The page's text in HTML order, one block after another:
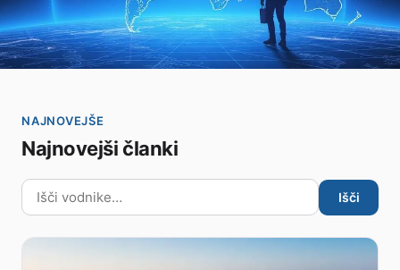
NAJNOVEJŠE
Najnovejši članki
Išči